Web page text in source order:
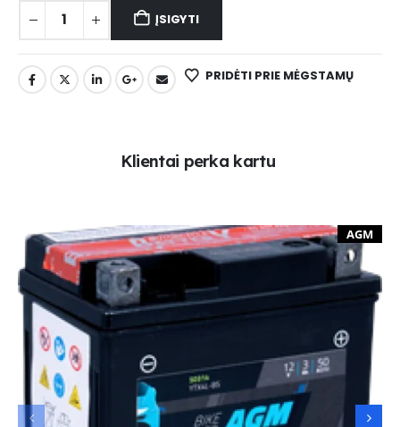
ĮSIGYTI
PRIDĖTI PRIE MĖGSTAMŲ
Klientai perka kartu
AGM